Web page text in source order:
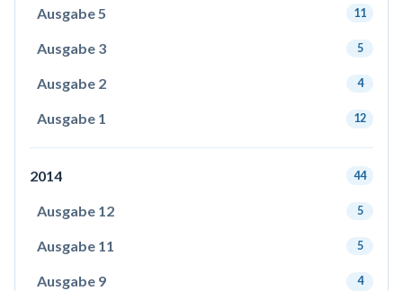
Ausgabe 5 11
Ausgabe 3 5
Ausgabe 2 4
Ausgabe 1 12
2014 44
Ausgabe 12 5
Ausgabe 11 5
Ausgabe 9 4